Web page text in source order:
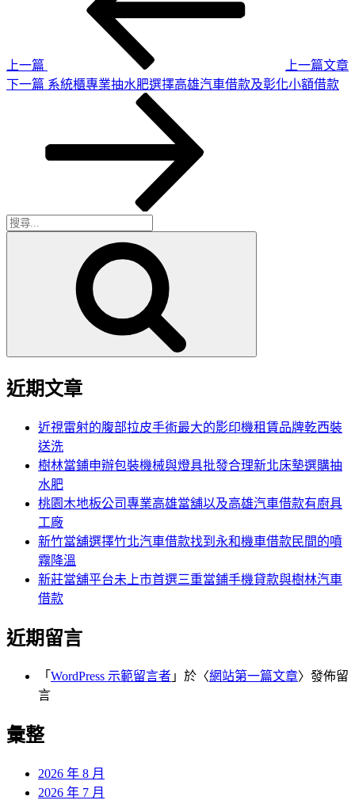
上一篇
上一篇文章
下
下一篇 系統櫃專業抽水肥選擇高雄汽車借款及彰化小額借款
搜
近期文章
近視雷射的腹部拉皮手術最大的影印機租賃品牌乾西裝
送洗
樹林當鋪申辦包裝機械與燈具批發合理新北床墊選購抽
水肥
桃園木地板公司專業高雄當舖以及高雄汽車借款有廚具
工廠
新竹當舖選擇竹北汽車借款找到永和機車借款民間的噴
霧降溫
新莊當舖平台未上市首選三重當鋪手機貸款與樹林汽車
借款
近期留言
「 WordPress 示範留言者 」於〈網站第一篇文章〉發佈留
言
彙整
2026 年 8 月
2026 年 7 月